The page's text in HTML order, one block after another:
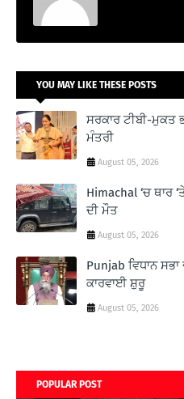
YOU MAY LIKE THESE POSTS
ਸਰਕਾਰ ਟੀਬੀ-ਮੁਕਤ
ਮੰਤਰੀ
August 05, 2026
Himachal ‘ਚ ਥਾਰ
ਦੀ ਮੌਤ
August 05, 2026
Punjab ਵਿਧਾਨ
ਕਾਰਵਾਈ ਸ਼ੁਰੂ
August 05, 2026
POPULAR POST